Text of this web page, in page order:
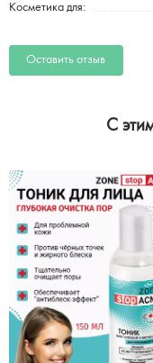
Косметика для:
Оставить отзыв
C